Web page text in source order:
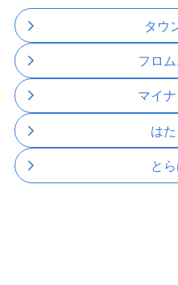
タウ
フロ
マイ
はた
と